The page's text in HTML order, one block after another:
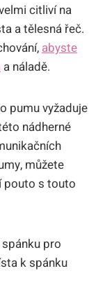
citliví na
a tělesná řeč.
abyste
a náladě.
pumu vyžaduje
nádherné
můžete
pouto s touto